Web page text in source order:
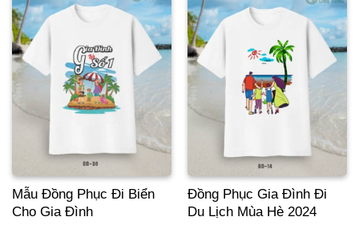
Đồng Phục Gia Đình Đi
Du Lịch Mùa Hè 2024
Mẫu Đồng Phục Đi Biển
Cho Gia Đình